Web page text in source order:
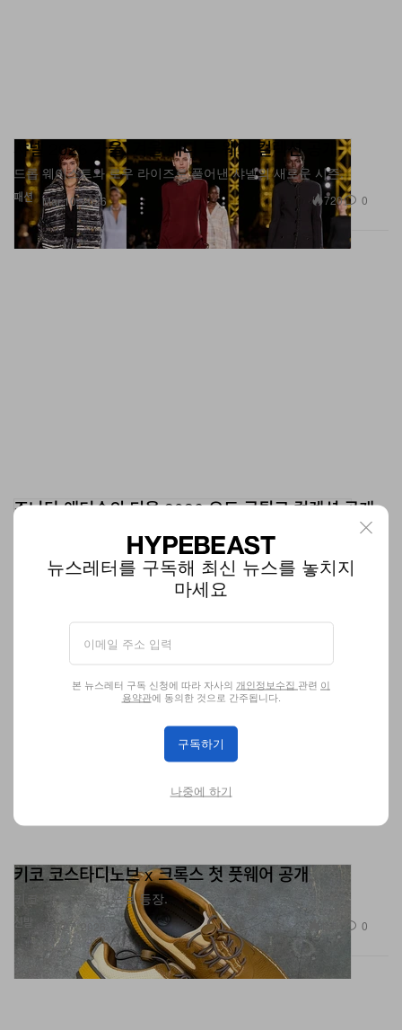
패션
샤넬 2026 가을, 겨울 레디 투 웨어 컬렉션 공개
드롭 웨이스트와 로우 라이즈로 풀어낸 샤넬의 새로운 시즌.
Mar 10, 2026 720 0
조나단 앤더슨의 디올 2026 오트 쿠튀르 컬렉션 공개
“쿠튀르가 꼭 무거울 필요는 없다”
Jan 27, 2026 689
신발
키코 코스타디노브 x 크록스 첫 풋웨어 공개
키코 ‘크록스’타디노브 등장.
Jan 27, 2026 1.4K 0
뉴스레터를 구독해 최신 뉴스를 놓치지
마세요
본 뉴스레터 구독 신청에 따라 자사의 개인정보수집 관련 이
용약관에 동의한 것으로 간주됩니다.
구독하기
나중에 하기